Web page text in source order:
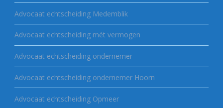
Advocaat echtscheiding Medemblik
Advocaat echtscheiding mét vermogen
Advocaat echtscheiding ondernemer
Advocaat echtscheiding ondernemer Hoorn
Advocaat echtscheiding Opmeer